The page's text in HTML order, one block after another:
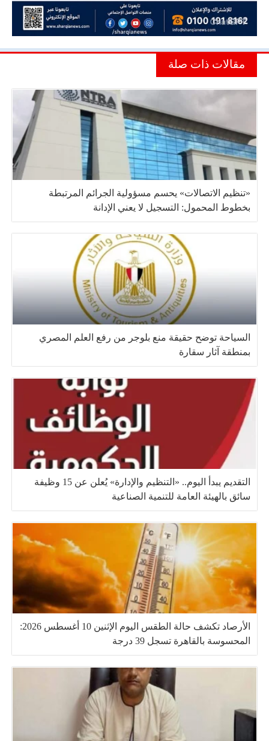
مقالات ذات صلة
«تنظيم الاتصالات» يحسم مسؤولية الجرائم المرتبطة
بخطوط المحمول: التسجيل لا يعني الإدانة
السياحة توضح حقيقة منع بلوجر من رفع العلم المصري
بمنطقة آثار سقارة
التقديم يبدأ اليوم.. «التنظيم والإدارة» يُعلن عن 15 وظيفة
سائق بالهيئة العامة للتنمية الصناعية
الأرصاد تكشف حالة الطقس اليوم الإثنين 10 أغسطس 2026:
المحسوسة بالقاهرة تسجل 39 درجة